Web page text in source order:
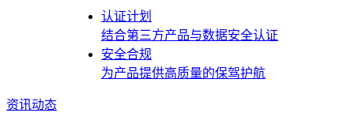
认证计划
结合第三方产品与数据安全认证
安全合规
为产品提供高质量的保驾护航
资讯动态